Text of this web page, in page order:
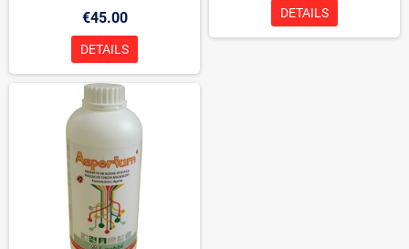
€45.00
DETAILS
DETAILS